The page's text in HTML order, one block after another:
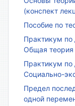
(конспект
Пособие по
Практикум по
Общая теория
Практикум по
Социально-
Предел
одной